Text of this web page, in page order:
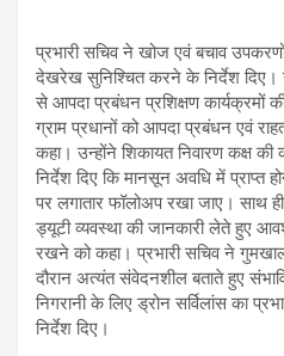
प्रभारी सचिव ने खोज एवं बचाव
देखरेख सुनिश्चित करने के निर्देश दिए।
से आपदा प्रबंधन प्रशिक्षण कार्यक्रमों
ग्राम प्रधानों को आपदा प्रबंधन एवं
कहा। उन्होंने शिकायत निवारण कक्ष की
निर्देश दिए कि मानसून अवधि में प्राप्त
पर लगातार फॉलोअप रखा जाए। साथ ही
ड्यूटी व्यवस्था की जानकारी लेते हुए
रखने को कहा। प्रभारी सचिव ने
दौरान अत्यंत संवेदनशील बताते हुए
निगरानी के लिए ड्रोन सर्विलांस का
निर्देश दिए।